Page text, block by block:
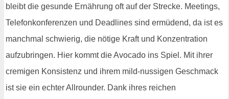
bleibt die gesunde Ernährung oft auf der Strecke. Meetings,
Telefonkonferenzen und Deadlines sind ermüdend, da ist es
manchmal schwierig, die nötige Kraft und Konzentration
aufzubringen. Hier kommt die Avocado ins Spiel. Mit ihrer
cremigen Konsistenz und ihrem mild-nussigen Geschmack
ist sie ein echter Allrounder. Dank ihres reichen